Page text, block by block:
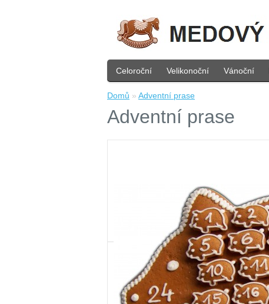
Celoroční Velikonoční Vánoční
Domů » Adventní prase
Adventní prase